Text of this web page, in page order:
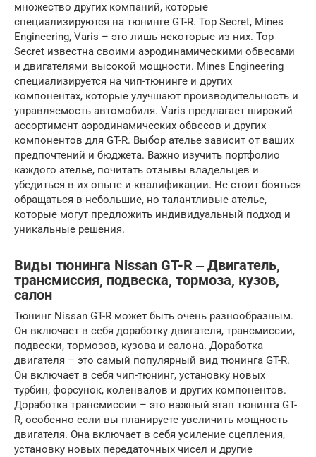
множество других компаний, которые
специализируются на тюнинге GT-R. Top Secret, Mines
Engineering, Varis – это лишь некоторые из них. Top
Secret известна своими аэродинамическими обвесами
и двигателями высокой мощности. Mines Engineering
специализируется на чип-тюнинге и других
компонентах, которые улучшают производительность и
управляемость автомобиля. Varis предлагает широкий
ассортимент аэродинамических обвесов и других
компонентов для GT-R. Выбор ателье зависит от ваших
предпочтений и бюджета. Важно изучить портфолио
каждого ателье, почитать отзывы владельцев и
убедиться в их опыте и квалификации. Не стоит бояться
обращаться в небольшие, но талантливые ателье,
которые могут предложить индивидуальный подход и
уникальные решения.
Виды тюнинга Nissan GT-R ‒ Двигатель,
трансмиссия, подвеска, тормоза, кузов,
салон
Тюнинг Nissan GT-R может быть очень разнообразным.
Он включает в себя доработку двигателя, трансмиссии,
подвески, тормозов, кузова и салона. Доработка
двигателя – это самый популярный вид тюнинга GT-R.
Он включает в себя чип-тюнинг, установку новых
турбин, форсунок, коленвалов и других компонентов.
Доработка трансмиссии – это важный этап тюнинга GT-
R, особенно если вы планируете увеличить мощность
двигателя. Она включает в себя усиление сцепления,
установку новых передаточных чисел и другие